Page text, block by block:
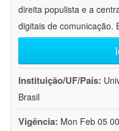
direita populista e a
digitais de comunicação.
Instituição/UF/País:
Brasil
Vigência: Mon Feb 05